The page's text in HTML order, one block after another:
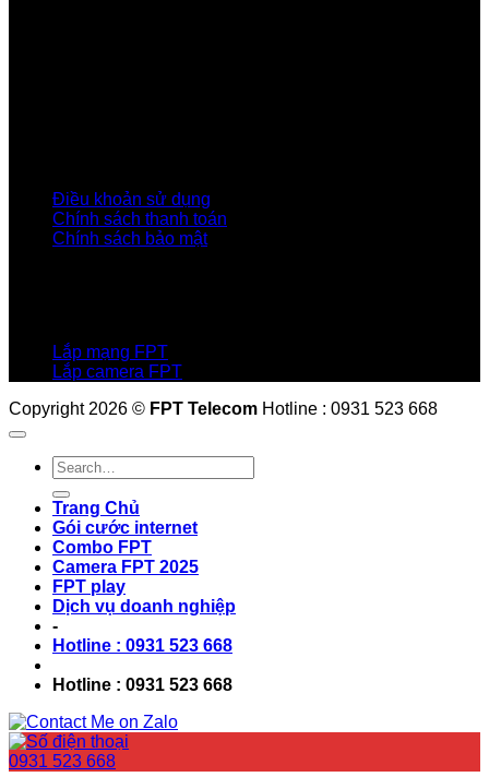
Điều khoản sử dụng
Chính sách thanh toán
Chính sách bảo mật
Lắp mạng FPT
Lắp camera FPT
Copyright 2026 © FPT Telecom Hotline : 0931 523 668
Trang Chủ
Gói cước internet
Combo FPT
Camera FPT 2025
FPT play
Dịch vụ doanh nghiệp
-
Hotline : 0931 523 668
Hotline : 0931 523 668
0931 523 668